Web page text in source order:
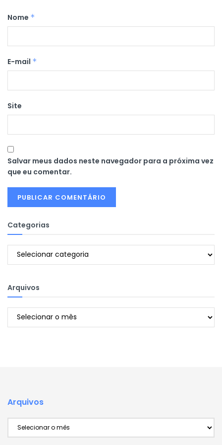
Nome *
E-mail *
Site
Salvar meus dados neste navegador para a próxima vez
que eu comentar.
Categorias
Categorias
Arquivos
Arquivos
Arquivos